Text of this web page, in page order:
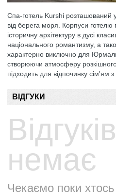
Спа-готель Kurshi розташований
від берега моря. Корпуси готелю
історичну архітектуру в дусі
національного романтизму, а
характерно виключно для
створюючи атмосферу
підходить для відпочинку сім'ям з
ВІДГУКИ
немає
Чекаємо поки